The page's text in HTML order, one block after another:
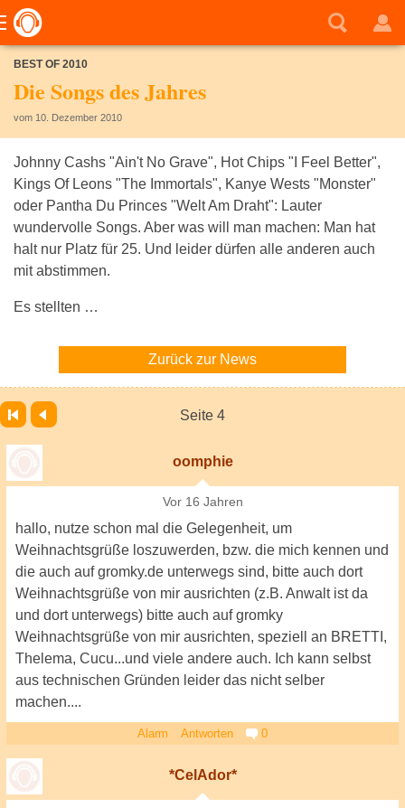
BEST OF 2010
Die Songs des Jahres
vom 10. Dezember 2010
Johnny Cashs "Ain't No Grave", Hot Chips "I Feel Better",
Kings Of Leons "The Immortals", Kanye Wests "Monster"
oder Pantha Du Princes "Welt Am Draht": Lauter
wundervolle Songs. Aber was will man machen: Man hat
halt nur Platz für 25. Und leider dürfen alle anderen auch
mit abstimmen.
Es stellten …
Zurück zur News
Seite 4
oomphie
Vor 16 Jahren
hallo, nutze schon mal die Gelegenheit, um
Weihnachtsgrüße loszuwerden, bzw. die mich kennen und
die auch auf gromky.de unterwegs sind, bitte auch dort
Weihnachtsgrüße von mir ausrichten (z.B. Anwalt ist da
und dort unterwegs) bitte auch auf gromky
Weihnachtsgrüße von mir ausrichten, speziell an BRETTI,
Thelema, Cucu...und viele andere auch. Ich kann selbst
aus technischen Gründen leider das nicht selber
machen....
Alarm Antworten 0
*CelAdor*